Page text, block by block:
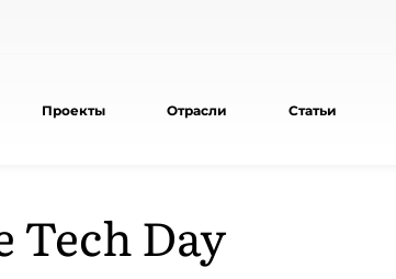
Проекты Отрасли Статьи
Day